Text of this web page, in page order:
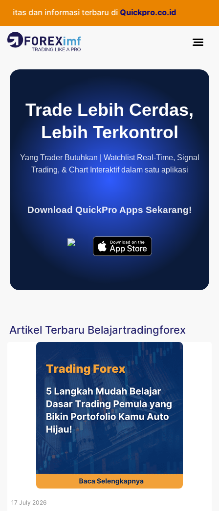
dan informasi terbaru diQuickpro.co.id
Trade Lebih Cerdas,
Lebih Terkontrol
Yang Trader Butuhkan | Watchlist Real-Time, Signal
Trading, & Chart Interaktif dalam satu aplikasi
Download QuickPro Apps Sekarang!
Artikel Terbaru Belajartradingforex
17 July 2026